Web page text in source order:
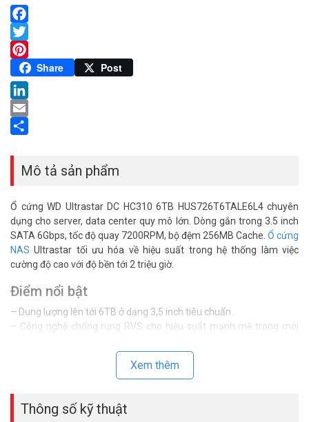
Facebook
Twitter
Pinterest
Share Post
LinkedIn
Email
Mô tả sản phẩm
Ổ cứng WD Ultrastar DC HC310 6TB HUS726T6TALE6L4 chuyên
dụng cho server, data center quy mô lớn. Dòng gắn trong 3.5 inch
SATA 6Gbps, tốc độ quay 7200RPM, bộ đệm 256MB Cache. Ổ cứng
NAS Ultrastar tối ưu hóa về hiệu suất trong hệ thống làm việc
cường độ cao với độ bền tới 2 triệu giờ.
Điểm nổi bật
– Dung lượng lên tới 6TB ở dạng 3,5 inch tiêu chuẩn.
– Công nghệ chống rung RVS cho hiệu suất mạnh mẽ trong môi
– Thiết kế bền bỉ đáng tin cậy, đã được chứng minh.
– SATA 6 Gb/s với 512 byte (512e) hỗ trợ các ứng dụng doanh
Xem thêm
Thông số kỹ thuật